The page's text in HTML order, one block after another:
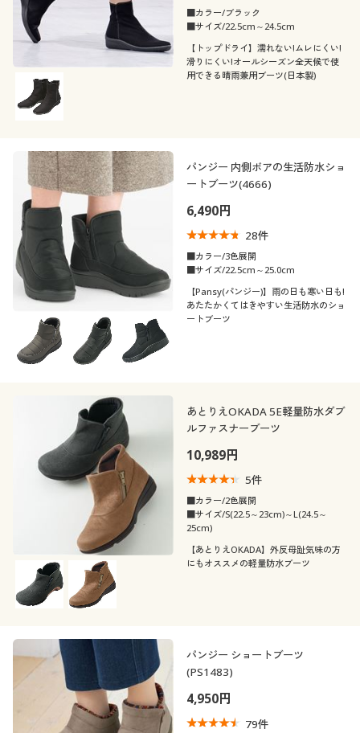
大きいサイズ 事務・制服
デジタルカタログ
カタログ無料プレゼント
マイページ
閲覧履歴
お気に入り
サポート
ご利用ガイド
ウール
レザー
抗菌防臭 撥水
テイスト
シック
20代 30代
40代
シーズン
価格
解除する
閉じる
■カラー/ブラック
■サイズ/22.5cm～24.5cm
【トップドライ】濡れない!ムレにくい!
滑りにくい!オールシーズン全天候で使
用できる晴雨兼用ブーツ(日本製)
パンジー 内側ボアの生活防水ショ
ートブーツ(4666)
6,490円
28件
■カラー/3色展開
■サイズ/22.5cm～25.0cm
【Pansy(パンジー)】雨の日も寒い日も!
あたたかくてはきやすい生活防水のショ
ートブーツ
あとりえOKADA 5E軽量防水ダブ
ルファスナーブーツ
10,989円
5件
■カラー/2色展開
■サイズ/S(22.5～23cm)～L(24.5～
25cm)
【あとりえOKADA】外反母趾気味の方
にもオススメの軽量防水ブーツ
パンジー ショートブーツ
(PS1483)
4,950円
79件